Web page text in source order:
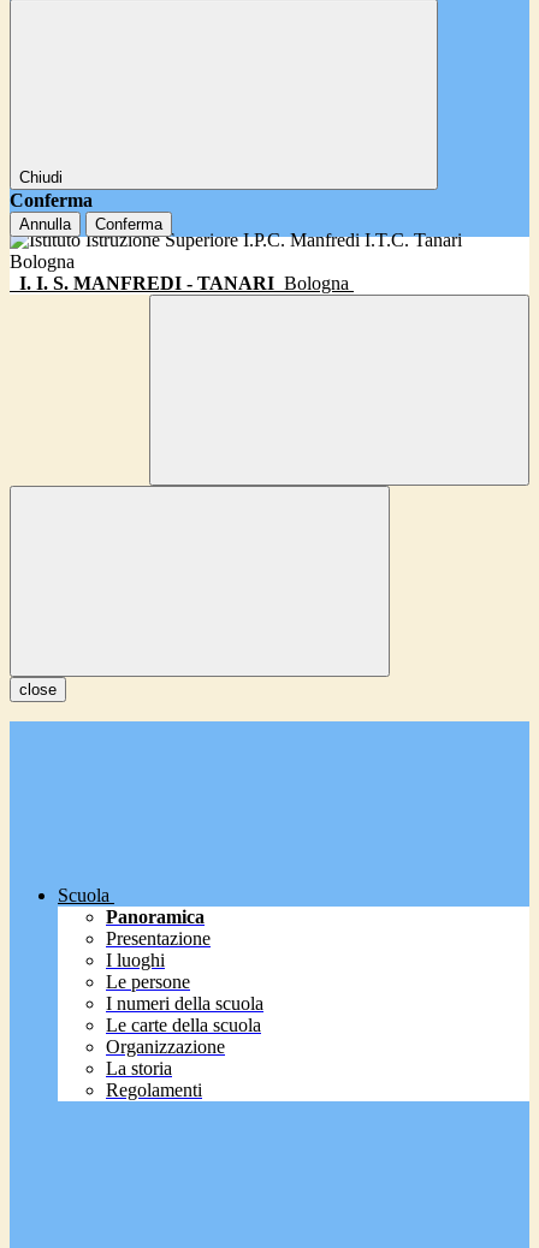
Chiudi
Conferma
Annulla Conferma
I. I. S. MANFREDI - TANARI Bologna
close
Scuola
Panoramica
Presentazione
I luoghi
Le persone
I numeri della scuola
Le carte della scuola
Organizzazione
La storia
Regolamenti